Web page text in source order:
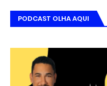
PODCAST OLHA AQUI